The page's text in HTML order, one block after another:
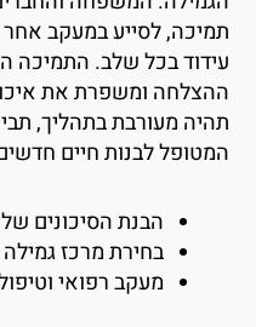
לסייע במעקב אחר
בכל שלב. התמיכה
ומשפרת את איכות
מעורבת בתהליך, תבין
לבנות חיים חדשים
הבנת הסיכונים של
בחירת מרכז גמילה
מעקב רפואי וטיפול